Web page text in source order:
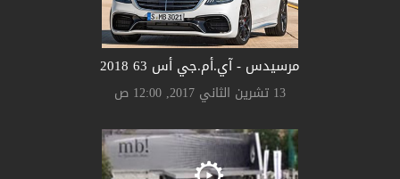
مرسيدس - آي.أم.جي أس 63 2018
13 تشرين الثاني 2017, 12:00 ص